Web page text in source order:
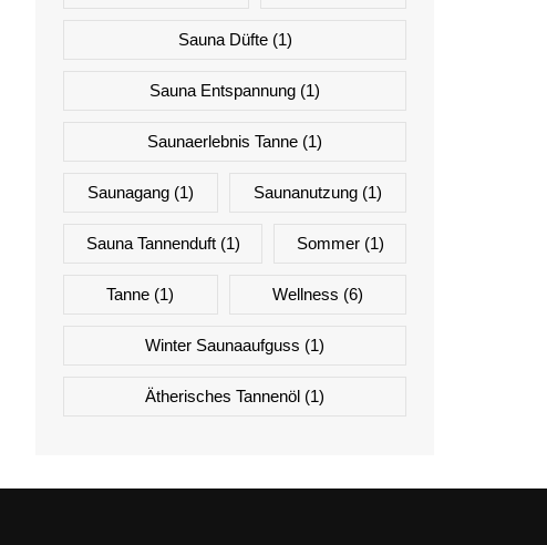
Sauna Düfte(1)
Sauna Entspannung (1)
Saunaerlebnis Tanne (1)
Saunagang (1) Saunanutzung (1)
Sauna Tannenduft(1) Sommer(1)
Tanne (1) Wellness (6)
Winter Saunaaufguss (1)
Ätherisches Tannenöl (1)